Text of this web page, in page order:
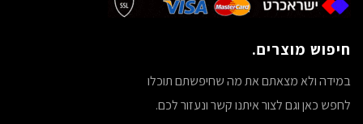
חיפוש מוצרים.
במידה ולא מצאתם את מה שחיפשתם תוכלו
לחפש כאן וגם לצור איתנו קשר ונעזור לכם.